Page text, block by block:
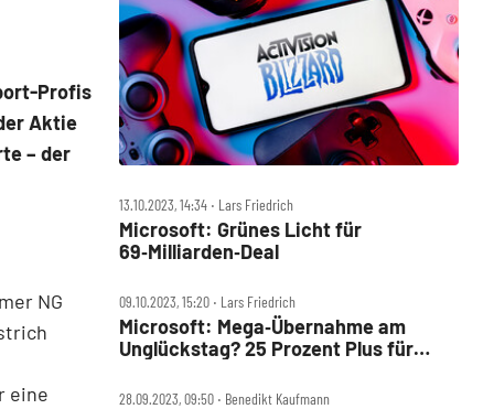
Profis
Aktie
– der
NG
eine
13.10.2023, 14:34 ‧ Lars Friedrich
Microsoft: Grünes Licht für
69‑Milliarden‑Deal
09.10.2023, 15:20 ‧ Lars Friedrich
Microsoft: Mega‑Übernahme am
Unglückstag? 25 Prozent Plus für
28.09.2023, 09:50 ‧ Benedikt Kaufmann